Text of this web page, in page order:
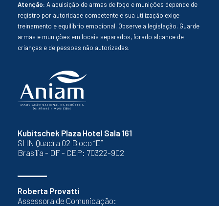
Kubitschek Plaza Hotel Sala 161
SHN Quadra 02 Bloco “E”
Brasília - DF - CEP: 70322-902
Roberta Provatti
Assessora de Comunicação:
Atenção: A aquisição de armas de fogo e munições depende de
registro por autoridade competente e sua utilização exige
treinamento e equilíbrio emocional. Observe a legislação. Guarde
armas e munições em locais separados, forado alcance de
crianças e de pessoas não autorizadas.